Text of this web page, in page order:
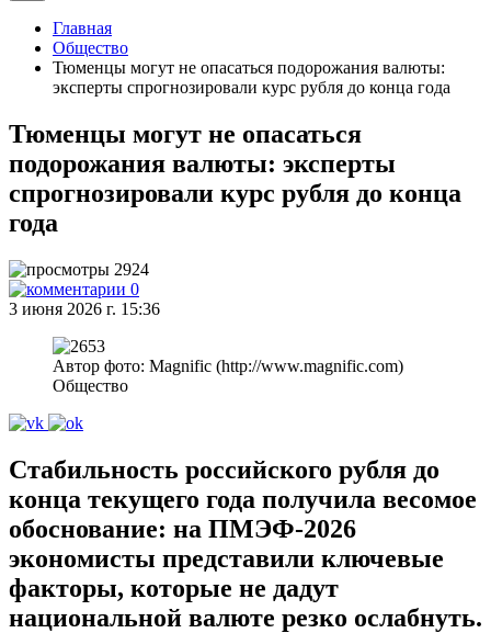
Главная
Общество
Тюменцы могут не опасаться подорожания валюты:
эксперты спрогнозировали курс рубля до конца года
Тюменцы могут не опасаться
подорожания валюты: эксперты
спрогнозировали курс рубля до конца
года
2924
0
3 июня 2026 г. 15:36
Автор фото: Magnific (http://www.magnific.com)
Общество
Стабильность российского рубля до
конца текущего года получила весомое
обоснование: на ПМЭФ‑2026
экономисты представили ключевые
факторы, которые не дадут
национальной валюте резко ослабнуть.